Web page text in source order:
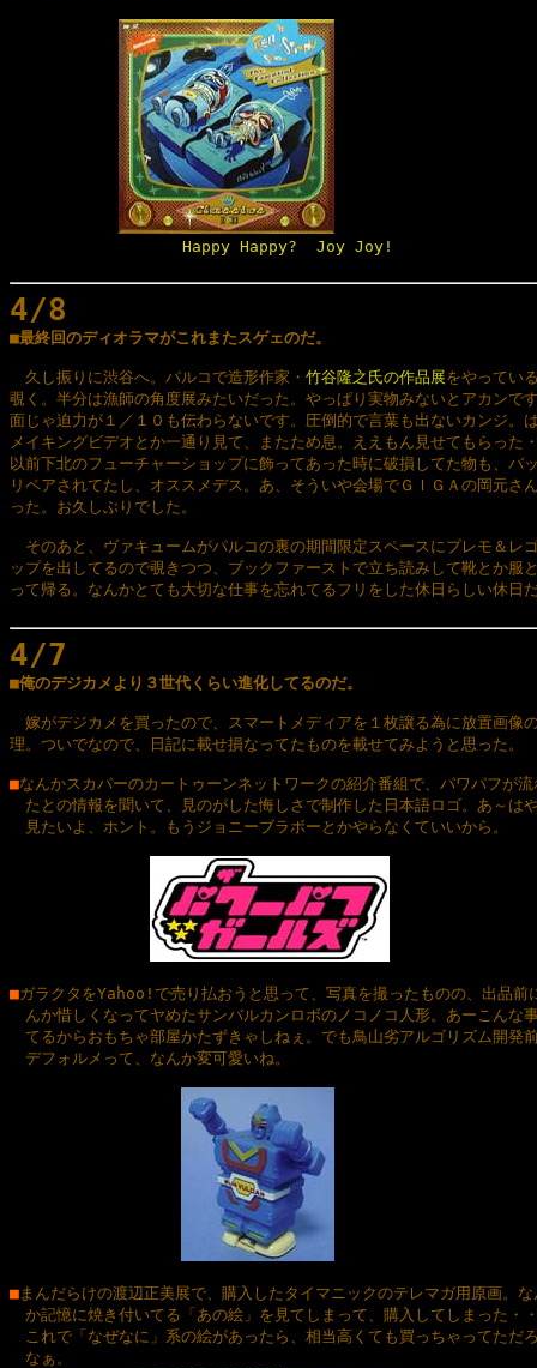
Happy Happy?  Joy Joy!
4/8
■最終回のディオラマがこれまたスゲェのだ。
久し振りに渋谷へ。パルコで造形作家・ 竹谷隆之氏の作品展をやってい
覗く。半分は漁師の角度展みたいだった。やっぱり実物みないとアカンで
面じゃ迫力が１／１０も伝わらないです。圧倒的で言葉も出ないカンジ。
メイキングビデオとか一通り見て、またため息。ええもん見せてもらった
以前下北のフューチャーショップに飾ってあった時に破損してた物も、バ
リペアされてたし、オススメデス。あ、そういや会場でＧＩＧＡの岡元さ
った。お久しぶりでした。
そのあと、ヴァキュームがパルコの裏の期間限定スペースにプレモ＆レ
ップを出してるので覗きつつ、ブックファーストで立ち読みして靴とか服
って帰る。なんかとても大切な仕事を忘れてるフリをした休日らしい休日
4/7
■俺のデジカメより３世代くらい進化してるのだ。
嫁がデジカメを買ったので、スマートメディアを１枚譲る為に放置画像
理。ついでなので、日記に載せ損なってたものを載せてみようと思った。
■なんかスカパーのカートゥーンネットワークの紹介番組で、パワパフが流
たとの情報を聞いて、見のがした悔しさで制作した日本語ロゴ。あ～は
見たいよ、ホント。もうジョニーブラボーとかやらなくていいから。
■ガラクタをYahoo!で売り払おうと思って、写真を撮ったものの、出品前
んか惜しくなってヤめたサンバルカンロボのノコノコ人形。あーこんな
てるからおもちゃ部屋かたずきゃしねぇ。でも鳥山劣アルゴリズム開発
デフォルメって、なんか変可愛いね。
■まんだらけの渡辺正美展で、購入したタイマニックのテレマガ用原画。な
か記憶に焼き付いてる「あの絵」を見てしまって、購入してしまった・
これで「なぜなに」系の絵があったら、相当高くても買っちゃってただ
なぁ。